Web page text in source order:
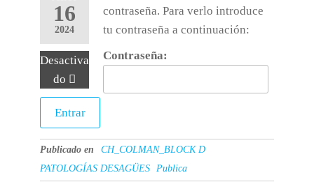
16
2024
Desactiva
do
contraseña. Para verlo introduce
tu contraseña a continuación:
Contraseña:
Publicado en
CH_COLMAN_BLOCK D
PATOLOGÍAS DESAGÜES
Publica